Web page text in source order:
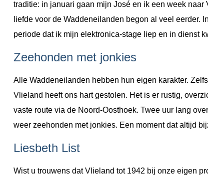
traditie: in januari gaan mijn José en ik een week
liefde voor de Waddeneilanden begon al veel eerder.
periode dat ik mijn elektronica‑stage liep en in dienst
Zeehonden met jonkies
Alle Waddeneilanden hebben hun eigen karakter.
Vlieland heeft ons hart gestolen. Het is er rustig,
vaste route via de Noord‑Oosthoek. Twee uur lang
weer zeehonden met jonkies. Een moment dat altijd
Liesbeth List
Wist u trouwens dat Vlieland tot 1942 bij onze eigen